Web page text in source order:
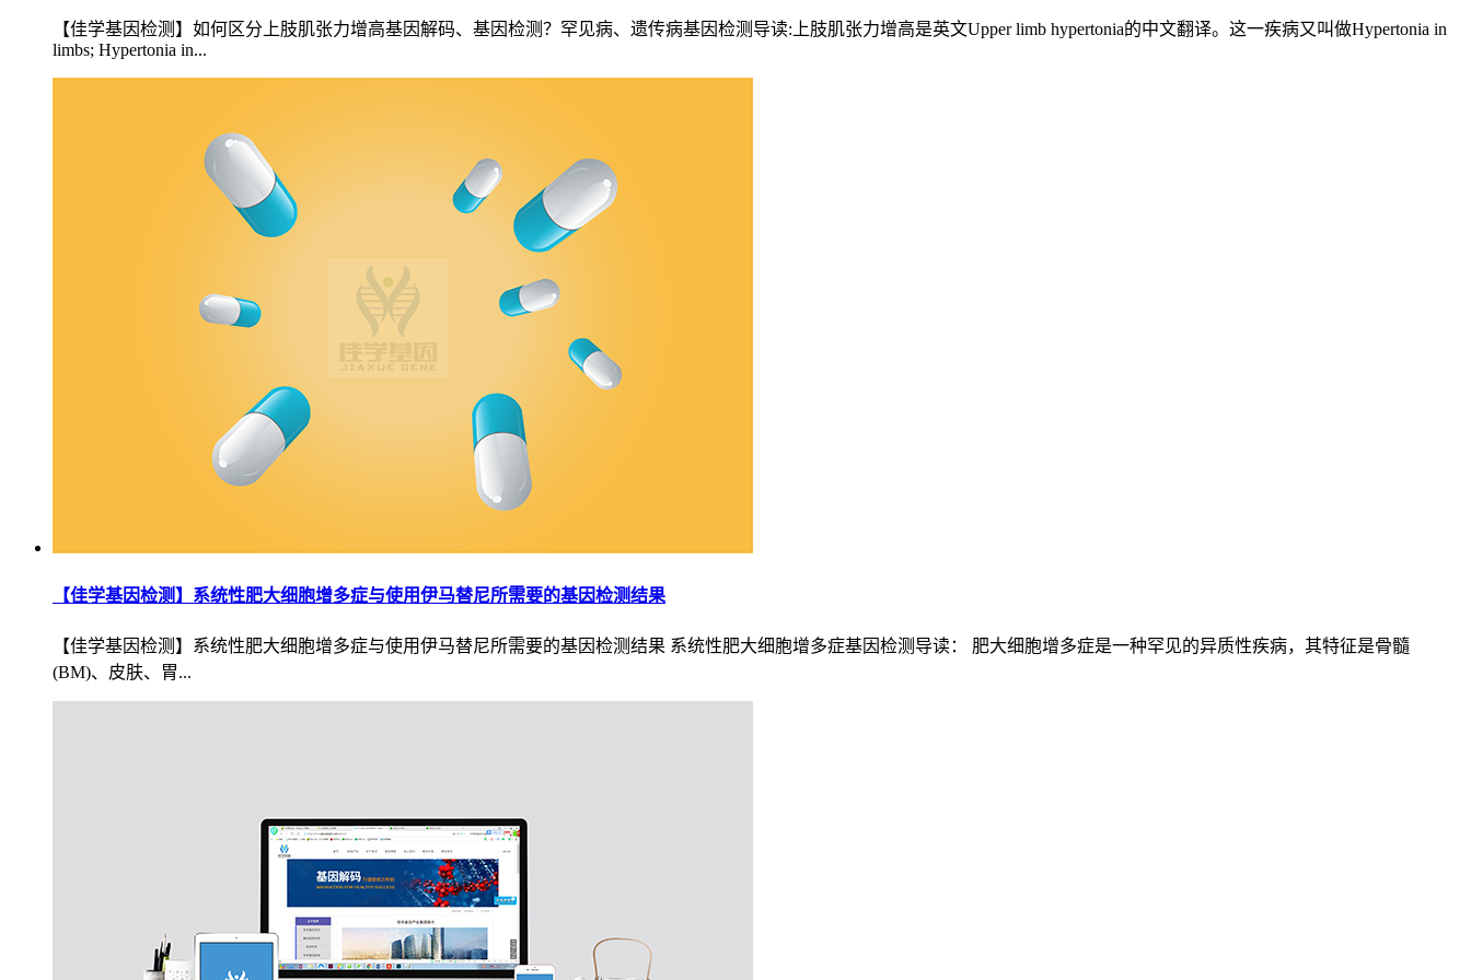
【佳学基因检测】如何区分上肢肌张力增高基因解码、基因检测？罕见病、遗传病基因检测导读:上肢肌张力增高是英文Upper limb hypertonia的中文翻译。这一疾病又叫做Hypertonia in
limbs; Hypertonia in...
【佳学基因检测】系统性肥大细胞增多症与使用伊马替尼所需要的基因检测结果
【佳学基因检测】系统性肥大细胞增多症与使用伊马替尼所需要的基因检测结果 系统性肥大细胞增多症基因检测导读： 肥大细胞增多症是一种罕见的异质性疾病，其特征是骨髓
(BM)、皮肤、胃...